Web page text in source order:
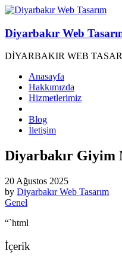
Diyarbakır Web
DİYARBAKIR WEB
Anasayfa
Hakkımızda
Hizmetlerimiz
Blog
İletişim
Diyarbakır Giyim
20 Ağustos 2025
by Diyarbakır Web Tasarım
Genel
“`html
İçerik